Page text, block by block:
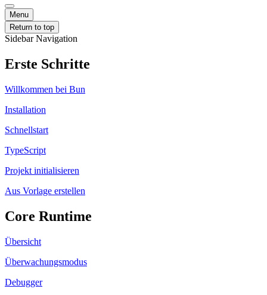
Menu
Return to top
Sidebar Navigation
Erste Schritte
Willkommen bei Bun
Installation
Schnellstart
TypeScript
Projekt initialisieren
Aus Vorlage erstellen
Core Runtime
Übersicht
Überwachungsmodus
Debugger